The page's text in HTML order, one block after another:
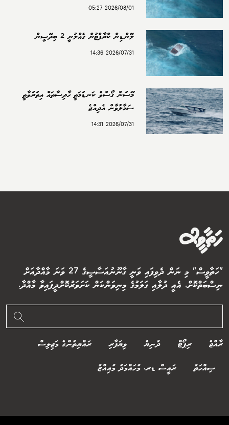
2026/08/01 05:27
ލޭންޑިން ކްރާފްޓުން ގެއްލުނީ 2 ބިދޭސީން
2026/07/31 14:36
މޫސުން ގޯސްވެ ކަނޑުމަތީ ހާދިސާތައް އިތުރުވާތީ
ސަމާލުވާން އެދިއްޖެ
2026/07/31 14:31
"ހަތާވީސް" މި ނަން ދެވިފައި ވަނީ ގާނޫނުއަސާސީގެ 27 ވަނަ މާއްދާއަށް
ނިސްބަތްކޮށް. އެއީ ދުލާއި ގަލަމުގެ މިނިވަންކަން ކަށަވަރުކޮށްދީފައިވާ މާއްދާ.
ރާއްޖެ ރިޕޯޓް ދުނިޔެ ވިޔަފާރި ރައްޔިތުންގެ މަޖިލިސް
ސިއްހަތު ރައީސް ޑރ. މުހައްމަދު މުއިއްޒު